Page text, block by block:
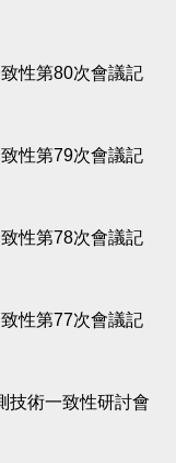
性第80次會議記
性第79次會議記
性第78次會議記
性第77次會議記
技術一致性研討會